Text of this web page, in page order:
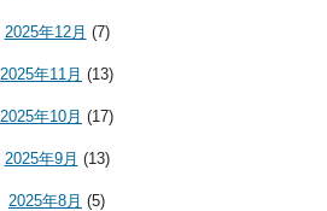
2025年12月 (7)
2025年11月 (13)
2025年10月 (17)
2025年9月 (13)
2025年8月 (5)